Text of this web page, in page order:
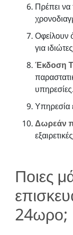
Πρέπει να
Οφείλουν
για
Έκδοση
υπηρεσίες.
Υπηρεσία
Δωρεάν
Ποιες
24ωρο;